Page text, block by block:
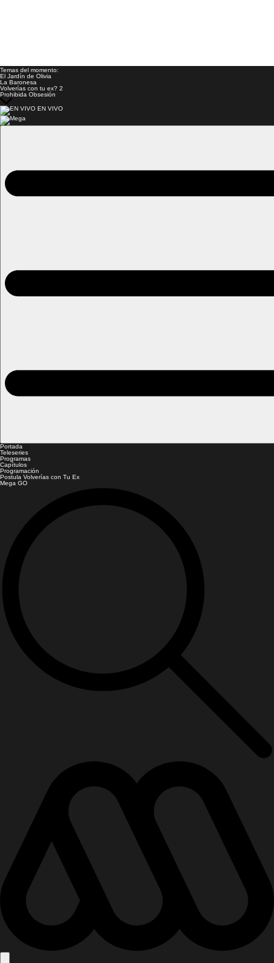
Temas del momento:
El Jardín de Olivia
La Baronesa
Volverías con tu ex? 2
Prohibida Obsesión
EN VIVO
Portada
Teleseries
Programas
Capítulos
Programación
Postula Volverías con Tu Ex
Mega GO